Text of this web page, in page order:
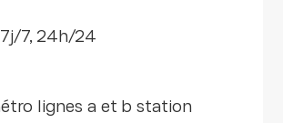
7, 24h/24
lignes a et b station